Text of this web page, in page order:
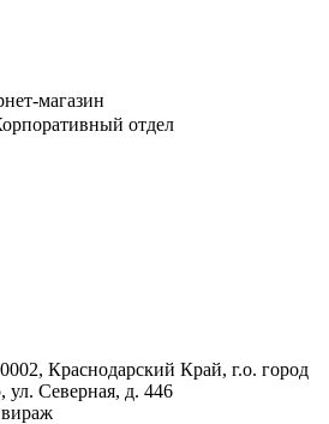
магазин
отдел
Краснодарский Край, г.о. город
ул. Северная, д. 446